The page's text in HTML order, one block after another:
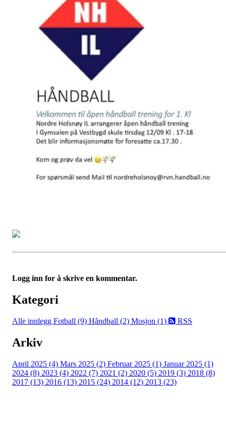
Logg inn for å skrive en kommentar.
Kategori
Alle innlegg Fotball (9) Håndball (2) Mosjon (1) RSS
Arkiv
April 2025 (4) Mars 2025 (2) Februar 2025 (1) Januar 2025 (1)
2024 (8) 2023 (4) 2022 (7) 2021 (2) 2020 (5) 2019 (3) 2018 (8)
2017 (13) 2016 (13) 2015 (24) 2014 (12) 2013 (23)